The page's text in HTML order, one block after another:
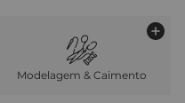
Modelagem & Caimento